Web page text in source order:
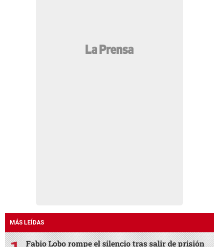
MÁS LEÍDAS
Fabio Lobo rompe el silencio tras salir de prisión